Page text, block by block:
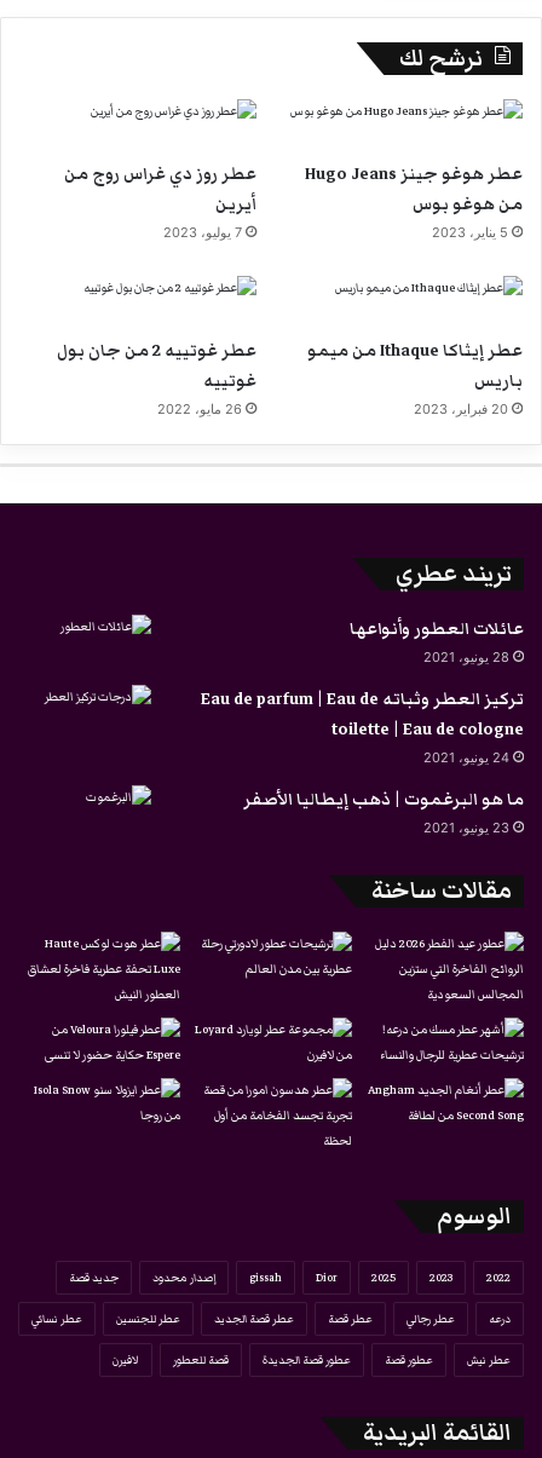
نرشح لك
عطر هوغو جينز Hugo Jeans
من هوغو بوس
5 يناير، 2023
عطر روز دي غراس روج من
أيرين
7 يوليو، 2023
عطر إيثاكا Ithaque من ميمو
باريس
20 فبراير، 2023
عطر غوتييه 2 من جان بول
غوتييه
26 مايو، 2022
تريند عطري
عائلات العطور وأنواعها
28 يونيو، 2021
تركيز العطر وثباته Eau de parfum | Eau de
toilette | Eau de cologne
24 يونيو، 2021
ما هو البرغموت | ذهب إيطاليا الأصفر
23 يونيو، 2021
مقالات ساخنة
الوسوم
2022
2023
2025
Dior
gissah إصدار محدود جديد قصة
درعه عطر رجالي عطر قصة عطر قصة الجديد عطر للجنسين عطر نسائي
عطر نيش عطور قصة عطور قصة الجديدة قصة للعطور لافيرن
القائمة البريدية